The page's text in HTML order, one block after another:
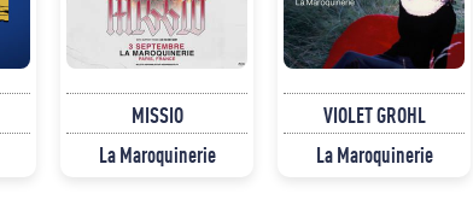
MISSIO
La Maroquinerie
VIOLET GROHL
La Maroquinerie